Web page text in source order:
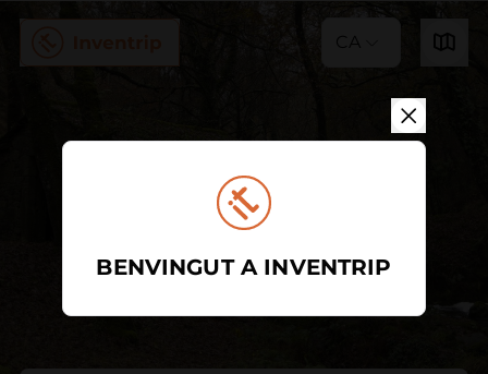
CA
BENVINGUT A INVENTRIP